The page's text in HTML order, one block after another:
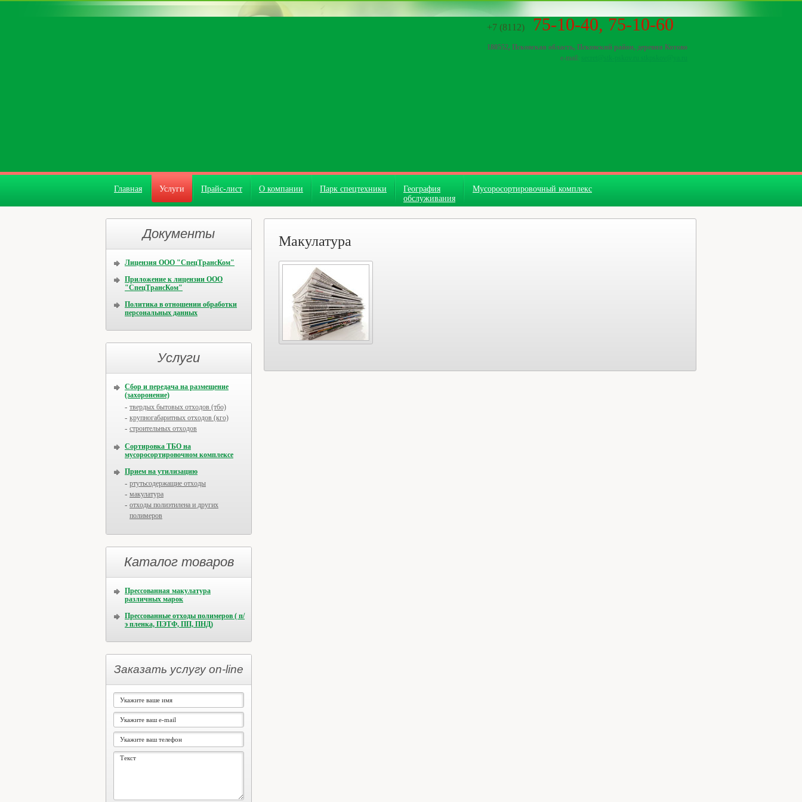
+7 (8112) 75-10-40, 75-10-60
180552, Псковская область, Псковский район, деревня Котово
e-mail:
Главная Услуги Прайс-лист О компании Парк спецтехники
География
обслуживания
Мусоросортировочный комплекс
Документы
Лицензия ООО "СпецТрансКом"
Приложение к лицензии ООО
"СпецТрансКом"
Политика в отношении обработки
персональных данных
Услуги
Сбор и передача на размещение
(захоронение)
твердых бытовых отходов (тбо)
крупногабаритных отходов (кго)
строительных отходов
Сортировка ТБО на
мусоросортировочном комплексе
Прием на утилизацию
ртутьсодержащие отходы
макулатура
отходы полиэтилена и других
полимеров
Каталог товаров
Прессованная макулатура
различных марок
Прессованные отходы полимеров ( п/
э пленка, ПЭТФ, ПП, ПНД)
Заказать услугу on-line
Макулатура